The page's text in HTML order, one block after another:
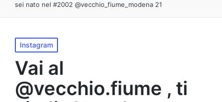
sei nato nel #2002 @vecchio_fiume_modena 21
Pubblicato
in
Instagram
Vai al
@vecchio.fiume , ti